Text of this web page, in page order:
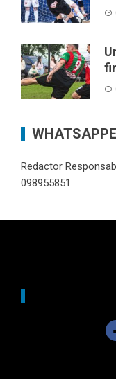
Redactor
098955851